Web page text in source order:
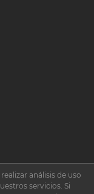
análisis de uso
servicios. Si